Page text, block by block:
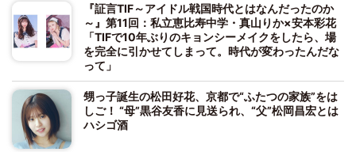
『証言TIF～アイドル戦国時代とはなんだったのか
～』第11回：私立恵比寿中学・真山りか×安本彩花
「TIFで10年ぶりのキョンシーメイクをしたら、場
を完全に引かせてしまって。時代が変わったんだな
って」
甥っ子誕生の松田好花、京都で“ふたつの家族”をは
しご！ “母”黒谷友香に見送られ、“父”松岡昌宏とは
ハシゴ酒